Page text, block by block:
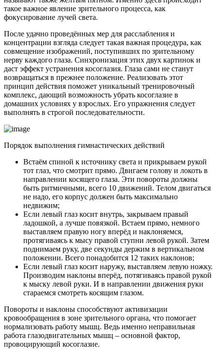
такое важное явление зрительного процесса, как
фокусирование лучей света.
После удачно проведённых мер для расслабления и
концентрации взгляда следует такая важная процедура, как
совмещение изображений, поступивших по зрительному
нерву каждого глаза. Синхронизация этих двух картинок и
даст эффект устранения косоглазия. Глаза сами не станут
возвращаться в прежнее положение. Реализовать этот
принцип действия поможет уникальный тренировочный
комплекс, дающий возможность убрать косоглазие в
домашних условиях у взрослых. Его упражнения следует
выполнять в строгой последовательности.
Порядок выполнения гимнастических действий
Встаём спиной к источнику света и прикрываем рукой
тот глаз, что смотрит прямо. Двигаем голову и локоть в
направлении косящего глаза. Эти повороты должны
быть ритмичными, всего 10 движений. Телом двигаться
не надо, его корпус должен быть максимально
недвижим;
Если левый глаз косит внутрь, закрываем правый
ладошкой, а лучше повязкой. Встаем прямо, немного
выставляем правую ногу вперёд и наклоняемся,
протягиваясь к мысу правой ступни левой рукой. Затем
поднимаем руку, две секунды держим в вертикальном
положении. Всего понадобится 12 таких наклонов;
Если левый глаз косит наружу, выставляем левую ножку.
Производим наклоны вперёд, потягиваясь правой рукой
к мыску левой руки. И в направлении движения руки
стараемся смотреть косящим глазом.
Повороты и наклоны способствуют активизации
кровообращения в зоне зрительного органа, что помогает
нормализовать работу мышц. Ведь именно неправильная
работа глазодвигательных мышц – основной фактор,
провоцирующий косоглазие.